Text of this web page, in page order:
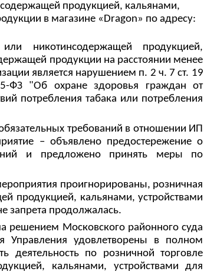
продукцией, кальянами,
в магазине «Dragon» по адресу:
никотинсодержащей продукцией,
продукции на расстоянии менее
является нарушением п. 2 ч. 7 ст. 19
ФЗ "Об охране здоровья граждан от
потребления табака или потребления
требований в отношении ИП
– объявлено предостережение о
и предложено принять меры по
проигнорированы, розничная
продукцией, кальянами, устройствами
запрета продолжалась.
решением Московского районного суда
Управления удовлетворены в полном
деятельность по розничной торговле
кальянами, устройствами для